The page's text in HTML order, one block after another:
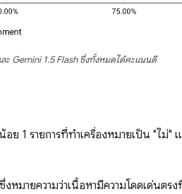
ะ Gemini 1.5 Flash ซึ่งทั้งหมดได้คะแนนดี
1 รายการที่ทําเครื่องหมายเป็น "ไม่"
หมายความว่าเนื้อหามีความโดดเด่นตร